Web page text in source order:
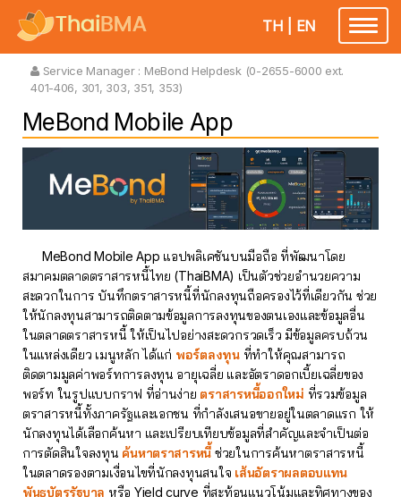
Toggle
TH EN
Service Manager : MeBond Helpdesk (0-2655-6000 ext.
401-406, 301, 303, 351, 353)
MeBond Mobile App
MeBond Mobile App แอปพลิเคชันบนมือถือ ที่พัฒนาโดย
สมาคมตลาดตราสารหนี้ไทย (ThaiBMA) เป็นตัวช่วยอำนวยความ
สะดวกในการ บันทึกตราสารหนี้ที่นักลงทุนถือครองไว้ที่เดียวกัน ช่วย
ให้นักลงทุนสามารถติดตามข้อมูลการลงทุนของตนเองและข้อมูลอื่น
ในตลาดตราสารหนี้ ให้เป็นไปอย่างสะดวกรวดเร็ว มีข้อมูลครบถ้วน
ในแหล่งเดียว เมนูหลัก ได้แก่ พอร์ตลงทุนที่ทำให้คุณสามารถ
ติดตามมูลค่าพอร์ทการลงทุน อายุเฉลี่ย และอัตราดอกเบี้ยเฉลี่ยของ
พอร์ท ในรูปแบบกราฟ ที่อ่านง่าย ตราสารหนี้ออกใหม่ ที่รวมข้อมูล
ตราสารหนี้ทั้งภาครัฐและเอกชน ที่กำลังเสนอขายอยู่ในตลาดแรก ให้
นักลงทุนได้เลือกค้นหา และเปรียบเทียบข้อมูลที่สำคัญและจำเป็นต่อ
การตัดสินใจลงทุน ค้นหาตราสารหนี้ ช่วยในการค้นหาตราสารหนี้
ในตลาดรองตามเงื่อนไขที่นักลงทุนสนใจ เส้นอัตราผลตอบแทน
พันธบัตรรัฐบาล หรือ Yield curve ที่สะท้อนแนวโน้มและทิศทางของ